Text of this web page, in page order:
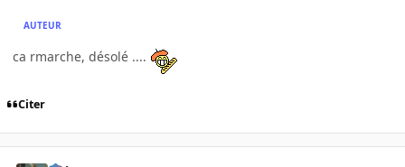
AUTEUR
ca rmarche, désolé ....
Citer